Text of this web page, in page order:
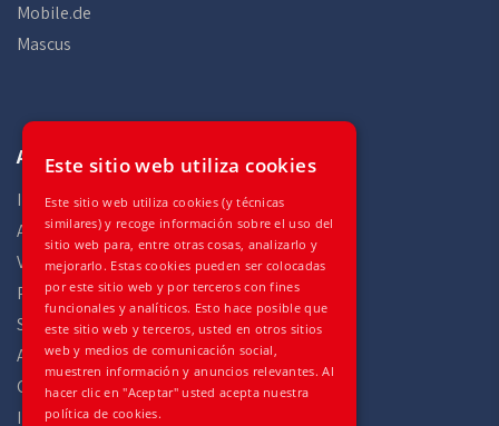
Mobile.de
Mascus
Auto Gilles
Inicio
Acciones
Vehículos
Partes
Servicios
Acerca de
Contacte con
Impressum
Este sitio web utiliza cookies
Este sitio web utiliza cookies (y técnicas
similares) y recoge información sobre el uso del
sitio web para, entre otras cosas, analizarlo y
mejorarlo. Estas cookies pueden ser colocadas
por este sitio web y por terceros con fines
funcionales y analíticos. Esto hace posible que
este sitio web y terceros, usted en otros sitios
web y medios de comunicación social,
muestren información y anuncios relevantes. Al
hacer clic en "Aceptar" usted acepta nuestra
política de cookies.